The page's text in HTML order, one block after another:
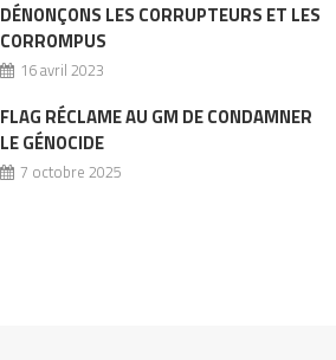
DÉNONÇONS LES CORRUPTEURS ET LES
CORROMPUS
16 avril 2023
FLAG RÉCLAME AU GM DE CONDAMNER
LE GÉNOCIDE
7 octobre 2025